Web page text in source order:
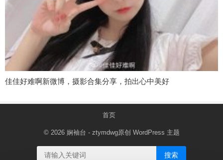
佳佳好难啊新微博，摄影合集分享，拍出心中美好
首页
© 2026 娴袖台 - ztymdwg原创 WordPress 主题
搜索